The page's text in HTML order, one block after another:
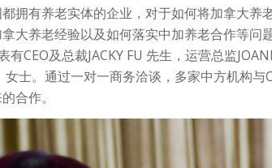
拥有养老实体的企业，对于如何将加拿大养
大养老经验以及如何落实中加养老合作等问
有CEO及总裁JACKY FU 先生，运营总监
女士。通过一对一商务洽谈，多家中方机构
合作。